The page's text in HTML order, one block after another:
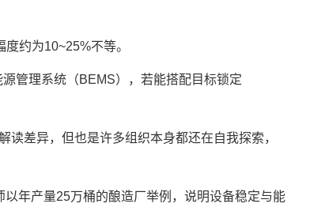
约为10~25%不等。
管理系统（BEMS），若能搭配目标锁定
差异，但也是许多组织本身都还在自我探索，
年产量25万桶的酿造厂举例，说明设备稳定与能